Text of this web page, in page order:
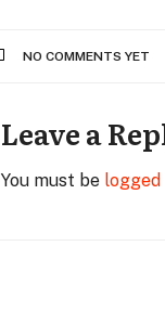
NO COMMENTS YET
Leave a
You must be logged